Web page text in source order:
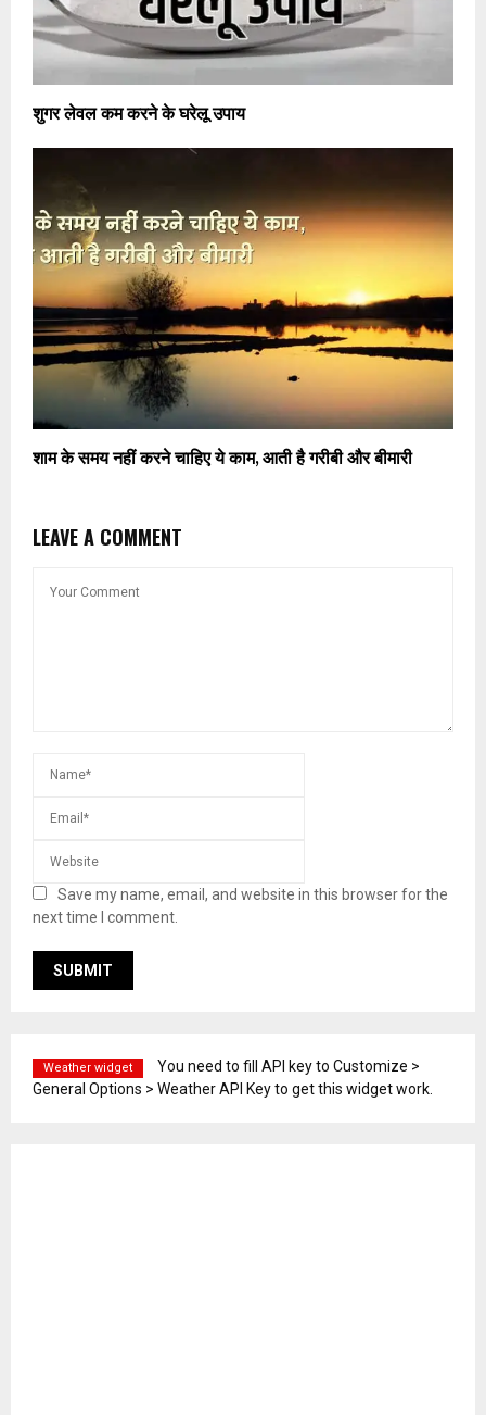
शुगर लेवल कम करने के घरेलू उपाय
शाम के समय नहीं करने चाहिए ये काम, आती है गरीबी और बीमारी
LEAVE A COMMENT
Save my name, email, and website in this browser for the
next time I comment.
Weather widget
You need to fill API key to Customize >
General Options > Weather API Key to get this widget work.